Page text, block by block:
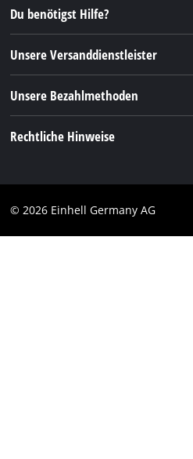
FAQs
Rücksendungen / Widerruf
Verpackungsrichtlinien
Hinweise zur Batterieentsorgung
Vertrag widerrufen
Instagram
TikTok
Pinterest
Linkedin
Du benötigst Hilfe?
Unsere Versanddienstleister
Unsere Bezahlmethoden
Rechtliche Hinweise
Impressum
© 2026 Einhell Germany AG